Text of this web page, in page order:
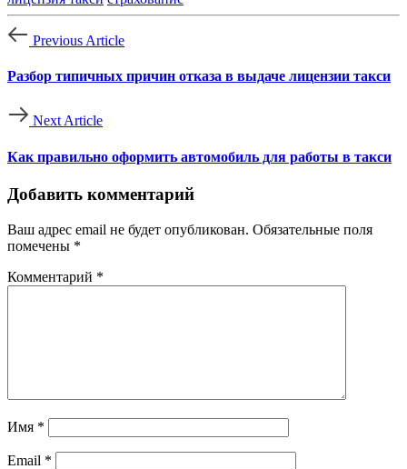
Previous Article
Разбор типичных причин отказа в выдаче лицензии такси
Next Article
Как правильно оформить автомобиль для работы в такси
Добавить комментарий
Ваш адрес email не будет опубликован. Обязательные поля
помечены *
Комментарий *
Имя *
Email *